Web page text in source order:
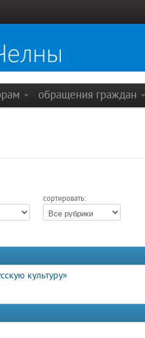
обращения граждан
сортировать:
культуру»